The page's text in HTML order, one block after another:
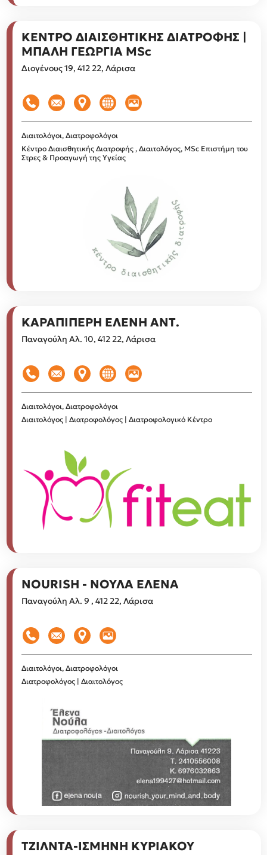
ΚΕΝΤΡΟ ΔΙΑΙΣΘΗΤΙΚΗΣ ΔΙΑΤΡΟΦΗΣ |
ΜΠΑΛΗ ΓΕΩΡΓΙΑ MSc
Διογένους 19, 412 22, Λάρισα
Διαιτολόγοι, Διατροφολόγοι
Κέντρο Διαισθητικής Διατροφής , Διαιτολόγος, MSc Επιστήμη του
Στρες & Προαγωγή της Υγείας
ΚΑΡΑΠΙΠΕΡΗ ΕΛΕΝΗ ΑΝΤ.
Παναγούλη Αλ. 10, 412 22, Λάρισα
Διαιτολόγοι, Διατροφολόγοι
Διαιτολόγος | Διατροφολόγος | Διατροφολογικό Κέντρο
NOURISH - ΝΟΥΛΑ ΕΛΕΝΑ
Παναγούλη Αλ. 9 , 412 22, Λάρισα
Διαιτολόγοι, Διατροφολόγοι
Διατροφολόγος | Διαιτολόγος
ΤΖΙΛΝΤΑ-ΙΣΜΗΝΗ ΚΥΡΙΑΚΟΥ